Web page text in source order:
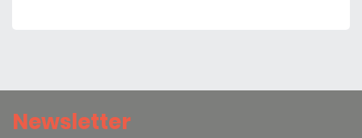
Newsletter